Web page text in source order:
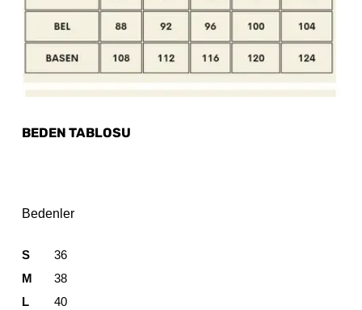
BEDEN TABLOSU
Bedenler
S
36
M
38
L
40